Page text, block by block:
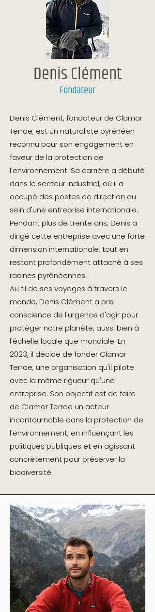
Denis Clément
Fondateur
Denis Clément, fondateur de Clamor
Terrae, est un naturaliste pyrénéen
reconnu pour son engagement en
faveur de la protection de
l'environnement. Sa carrière a débuté
dans le secteur industriel, où il a
occupé des postes de direction au
sein d'une entreprise internationale.
Pendant plus de trente ans, Denis a
dirigé cette entreprise avec une forte
dimension internationale, tout en
restant profondément attaché à ses
racines pyrénéennes.
Au fil de ses voyages à travers le
monde, Denis Clément a pris
conscience de l'urgence d'agir pour
protéger notre planète, aussi bien à
l'échelle locale que mondiale. En
2023, il décide de fonder Clamor
Terrae, une organisation qu'il pilote
avec la même rigueur qu'une
entreprise. Son objectif est de faire
de Clamor Terrae un acteur
incontournable dans la protection de
l'environnement, en influençant les
politiques publiques et en agissant
concrètement pour préserver la
biodiversité.